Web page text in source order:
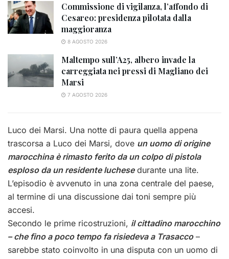
Commissione di vigilanza, l’affondo di
Cesareo: presidenza pilotata dalla
maggioranza
8 AGOSTO 2026
Maltempo sull’A25, albero invade la
carreggiata nei pressi di Magliano dei
Marsi
7 AGOSTO 2026
Luco dei Marsi. Una notte di paura quella appena
trascorsa a Luco dei Marsi, dove un uomo di origine
marocchina è rimasto ferito da un colpo di pistola
esploso da un residente luchesedurante una lite.
L’episodio è avvenuto in una zona centrale del paese,
al termine di una discussione dai toni sempre più
accesi.
Secondo le prime ricostruzioni, il cittadino marocchino
– che fino a poco tempo fa risiedeva a Trasacco–
sarebbe stato coinvolto in una disputa con un uomo di